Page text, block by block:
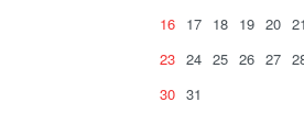
16 17 18 19 20 21
23 24 25 26 27
30 31